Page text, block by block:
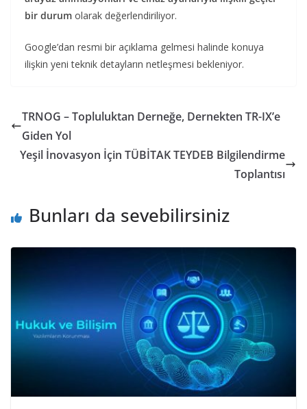
bir durum olarak değerlendiriliyor.
Google’dan resmi bir açıklama gelmesi halinde konuya
ilişkin yeni teknik detayların netleşmesi bekleniyor.
TRNOG – Topluluktan Derneğe, Dernekten TR-IX’e
Giden Yol
Yeşil İnovasyon İçin TÜBİTAK TEYDEB Bilgilendirme
Toplantısı
Bunları da sevebilirsiniz